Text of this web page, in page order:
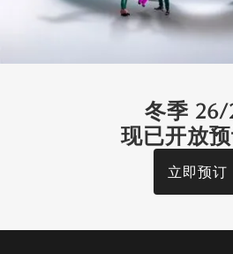
冬季 26/
现已开放预
立即预订